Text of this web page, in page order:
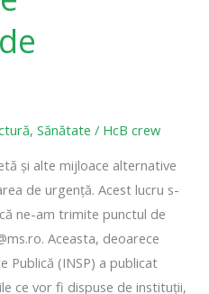
,Sănătate / HcB crew
și alte mijloace alternative
de urgență. Acest lucru s-
ne-am trimite punctul de
Aceasta, deoarece
Publică (INSP) a publicat
ce vor fi dispuse de instituții,